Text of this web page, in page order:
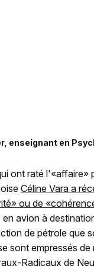
enseignant en
ont raté l'«affaire»
Céline Vara a
ou de
avion à
de pétrole que
sont empressés
Radicaux de